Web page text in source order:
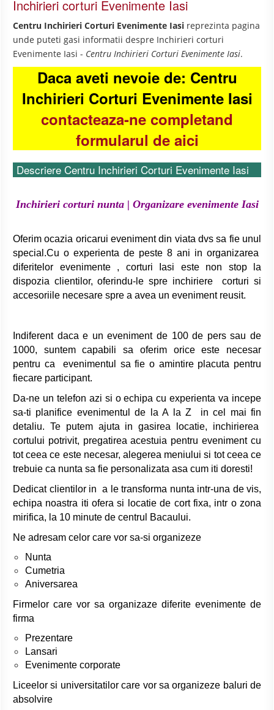
Inchirieri corturi Evenimente Iasi
Centru Inchirieri Corturi Evenimente Iasi reprezinta pagina
unde puteti gasi informatii despre Inchirieri corturi
Evenimente Iasi - Centru Inchirieri Corturi Evenimente Iasi.
Daca aveti nevoie de: Centru
Inchirieri Corturi Evenimente Iasi
contacteaza-ne completand
formularul de aici
Descriere Centru Inchirieri Corturi Evenimente Iasi
Inchirieri corturi nunta | Organizare evenimente Iasi
Oferim ocazia oricarui eveniment din viata dvs sa fie unul
special.Cu o experienta de peste 8 ani in organizarea
diferitelor evenimente , corturi Iasi este non stop la
dispozia clientilor, oferindu-le spre inchiriere corturi si
accesoriile necesare spre a avea un eveniment reusit.
Indiferent daca e un eveniment de 100 de pers sau de
1000, suntem capabili sa oferim orice este necesar
pentru ca evenimentul sa fie o amintire placuta pentru
fiecare participant.
Da-ne un telefon azi si o echipa cu experienta va incepe
sa-ti planifice evenimentul de la A la Z in cel mai fin
detaliu. Te putem ajuta in gasirea locatie, inchirierea
cortului potrivit, pregatirea acestuia pentru eveniment cu
tot ceea ce este necesar, alegerea meniului si tot ceea ce
trebuie ca nunta sa fie personalizata asa cum iti doresti!
Dedicat clientilor in a le transforma nunta intr-una de vis,
echipa noastra iti ofera si locatie de cort fixa, intr o zona
mirifica, la 10 minute de centrul Bacaului.
Ne adresam celor care vor sa-si organizeze
Nunta
Cumetria
Aniversarea
Firmelor care vor sa organizaze diferite evenimente de
firma
Prezentare
Lansari
Evenimente corporate
Liceelor si universitatilor care vor sa organizeze baluri de
absolvire